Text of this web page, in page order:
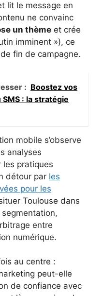
lit le message en
ne convainc
un thème et crée
imminent »), ce
fin de campagne.
: Boostez vos
: la stratégie
mobile s’observe
analyses
les pratiques
détour par les
pour les
Toulouse dans
entre
numérique.
au centre :
peut-elle
de confiance avec